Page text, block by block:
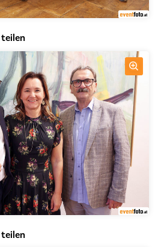
teilen
teilen